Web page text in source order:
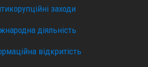
заходи
діяльність
відкритість